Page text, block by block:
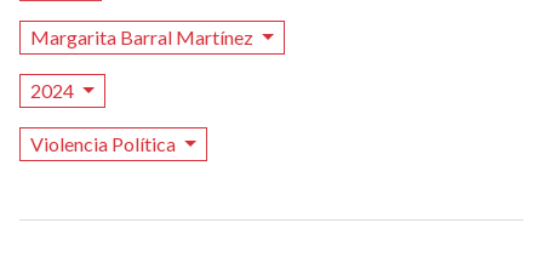
Margarita Barral Martínez
2024
Violencia Política